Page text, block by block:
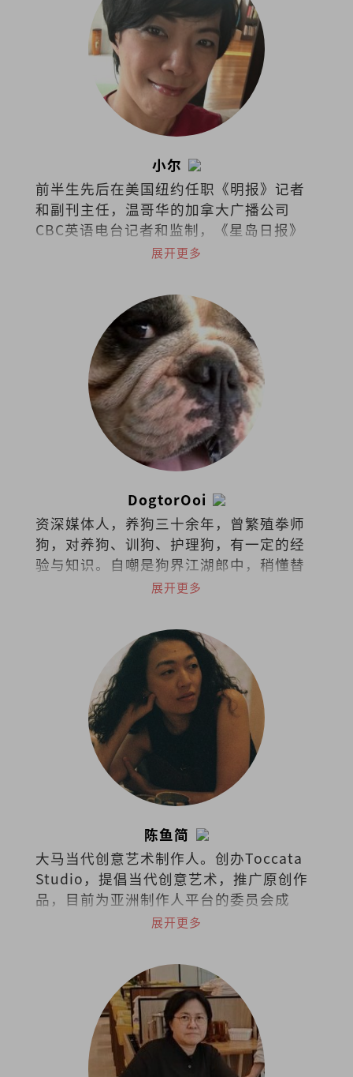
小尔
前半生先后在美国纽约任职《明报》记者
和副刊主任，温哥华的加拿大广播公司
CBC英语电台记者和监制，《星岛日报》
及《世界日报》记者，《温哥华中文电视
餐厅，把日常的喜怒哀乐都化为美食和文
展开更多
DogtorOoi
资深媒体人，养狗三十余年，曾繁殖拳师
狗，对养狗、训狗、护理狗，有一定的经
验与知识。自嘲是狗界江湖郎中，稍懂替
狗探脉与接生，小病可给参考意见，大病
展开更多
陈鱼简
大马当代创意艺术制作人。创办Toccata
Studio，提倡当代创意艺术，推广原创作
品，目前为亚洲制作人平台的委员会成
员。2019年获澳洲国家艺术委员会挑选为
展开更多